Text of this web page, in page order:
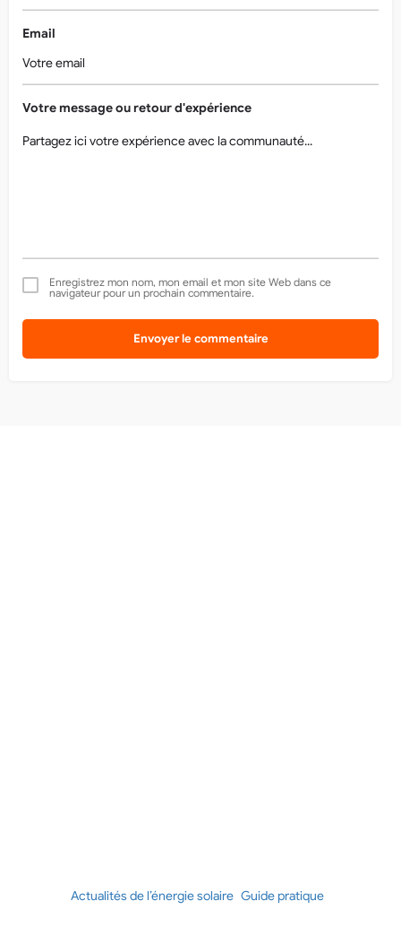
Email
Votre message ou retour d'expérience
Enregistrez mon nom, mon email et mon site Web dans ce
navigateur pour un prochain commentaire.
Envoyer le commentaire
Actualités de l’énergie solaire Guide pratique